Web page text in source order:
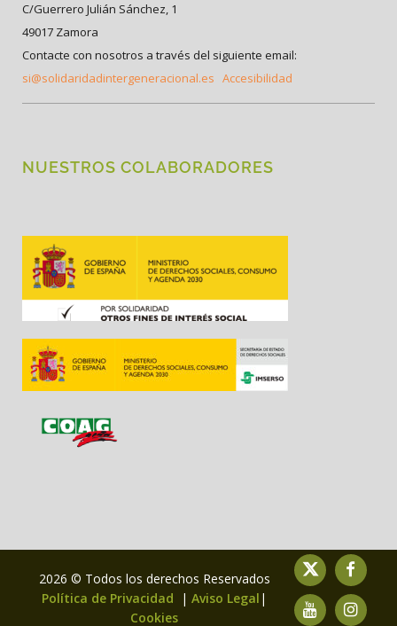
C/Guerrero Julián Sánchez, 1
49017 Zamora
Contacte con nosotros a través del siguiente email:
si@solidaridadintergeneracional.es Accesibilidad
NUESTROS COLABORADORES
2026 © Todos los derechos Reservados
Política de Privacidad
| Aviso Legal |
Cookies